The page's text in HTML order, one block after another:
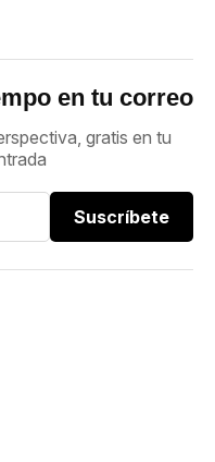
en tu correo
gratis en tu
Suscríbete